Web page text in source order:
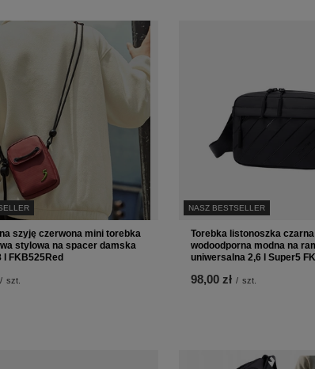
szyję czerwona mini torebka
stylowa na spacer damska
l FKB525Red
/ szt.
NASZ BESTSELLER
Torebka listonoszka
wodoodporna modna na
uniwersalna 2,6 l Super5
98,00 zł / szt.